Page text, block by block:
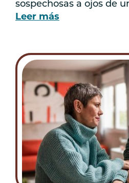
sospechosas a ojos de
Leer más